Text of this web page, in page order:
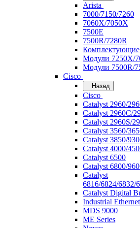
Arista
7000/7150/7260
7060X/7050X
7500E
7500R/7280R
Комплектующие
Модули 7250X/
Модули 7500R/
Cisco
Назад
Cisco
Catalyst 2960/
Catalyst 2960C/
Catalyst 2960S/
Catalyst 3560/
Catalyst 3850/
Catalyst 4000/
Catalyst 6500
Catalyst 6800/
Catalyst
6816/6824/6832/
Catalyst Digital
Industrial Ethernet
MDS 9000
ME Series